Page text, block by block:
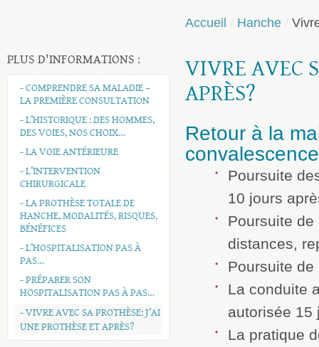
PLUS D'INFORMATIONS :
- COMPRENDRE SA MALADIE –
LA PREMIÈRE CONSULTATION
- L’HISTORIQUE : DES HOMMES,
DES VOIES, NOS CHOIX…
- LA VOIE ANTÉRIEURE
- L’INTERVENTION
CHIRURGICALE
- LA PROTHÈSE TOTALE DE
HANCHE, MODALITÉS, RISQUES,
BÉNÉFICES
- L’HOSPITALISATION PAS À
PAS…
- PRÉPARER SON
HOSPITALISATION PAS À PAS…
- VIVRE AVEC SA PROTHÈSE: J’AI
UNE PROTHÈSE ET APRÈS?
Accueil / Hanche
VIVRE AVEC
APRÈS?
Retour à la
convalescence
Poursuite
10 jours
Poursuite
distances,
Poursuite
La conduite
autorisée 15
La pratique